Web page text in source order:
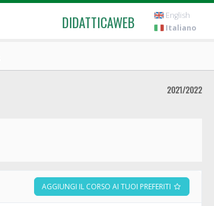
DIDATTICAWEB
English
Italiano
2021/2022
AGGIUNGI IL CORSO AI TUOI PREFERITI